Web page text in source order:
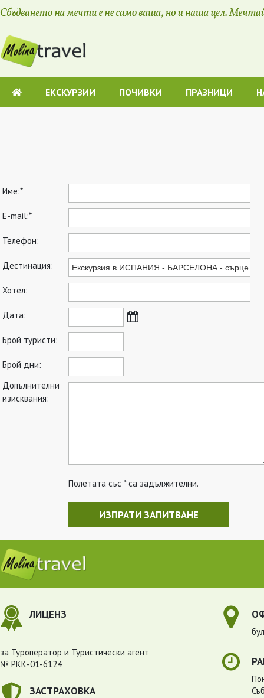
ЕКСКУРЗИИ ПОЧИВКИ ПРАЗНИЦИ
Име:*
E-mail:*
Телефон:
Дестинация:
Хотел:
Дата:
Брой туристи:
Брой дни:
Допълнителни
изисквания:
Полетата със * са задължителни.
ЛИЦЕНЗ
за Туроператор и Туристически агент
№ РКК-01-6124
ЗАСТРАХОВКА